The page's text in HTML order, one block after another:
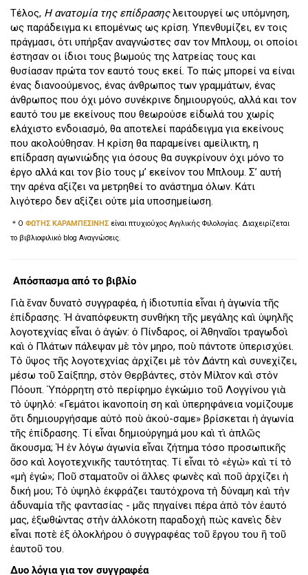
Τέλος, Η ανατομία της επίδρασηςλειτουργεί ως υπόμνηση,
ως παράδειγμα κι επομένως ως κρίση. Υπενθυμίζει, εν τοις
πράγμασι, ότι υπήρξαν αναγνώστες σαν τον Μπλουμ, οι οποίοι
έστησαν οι ίδιοι τους βωμούς της λατρείας τους και
θυσίασαν πρώτα τον εαυτό τους εκεί. Το πώς μπορεί να είναι
ένας διανοούμενος, ένας άνθρωπος των γραμμάτων, ένας
άνθρωπος που όχι μόνο συνέκρινε δημιουργούς, αλλά και τον
εαυτό του με εκείνους που θεωρούσε είδωλά του χωρίς
ελάχιστο ενδοιασμό, θα αποτελεί παράδειγμα για εκείνους
που ακολούθησαν. Η κρίση θα παραμείνει αμείλικτη, η
επίδραση αγωνιώδης για όσους θα συγκρίνουν όχι μόνο το
έργο αλλά και τον βίο τους μ’ εκείνον του Μπλουμ. Σ’ αυτή
την αρένα αξίζει να μετρηθεί το ανάστημα όλων. Κάτι
λιγότερο δεν αξίζει ούτε μία υποσημείωση.
＊Ο ΦΩΤΗΣ ΚΑΡΑΜΠΕΣΙΝΗΣ είναι πτυχιούχος Αγγλικής Φιλολογίας. Διαχειρίζεται
το βιβλιοφιλικό blog Αναγνώσεις.
Απόσπασμα από το βιβλίο
Γιὰ ἕναν δυνατὸ συγγραφέα, ἡ ἰδιοτυπία εἶναι ἡ ἀγωνία τῆς
ἐπίδρασης. Ἡ ἀναπόφευκτη συνθήκη τῆς μεγάλης καὶ ὑψηλῆς
λογοτεχνίας εἶναι ὁ ἀγών: ὁ Πίνδαρος, οἱ Ἀθηναῖοι τραγωδοὶ
καὶ ὁ Πλάτων πάλεψαν μὲ τὸν Ὅμηρο, ποὺ πάντοτε ὑπερισχύει.
Τὸ ὕψος τῆς λογοτεχνίας ἀρχίζει μὲ τὸν Δάντη καὶ συνεχίζει,
μέσω τοῦ Σαίξπηρ, στὸν Θερβάντες, στὸν Μίλτον καὶ στὸν
Πόουπ. Ὑπόρρητη στὸ περίφημο ἐγκώμιο τοῦ Λογγίνου γιὰ
τὸ ὑψηλό: «Γεμάτοι ἱκανοποίη ση καὶ ὑπερηφάνεια νομίζουμε
ὅτι δημιουργήσαμε αὐτὸ ποὺ ἀκού-σαμε» βρίσκεται ἡ ἀγωνία
τῆς ἐπίδρασης. Τί εἶναι δημιούργημά μου καὶ τὶ ἁπλῶς
ἄκουσμα; Ἡ ἐν λόγω ἀγωνία εἶναι ζήτημα τόσο προσωπικῆς
ὅσο καὶ λογοτεχνικῆς ταυτότητας. Τί εἶναι τὸ «ἐγὼ» καὶ τί τὸ
«μὴ ἐγώ»; Ποῦ σταματοῦν οἱ ἄλλες φωνὲς καὶ ποῦ ἀρχίζει ἡ
δική μου; Τὸ ὑψηλὸ ἐκφράζει ταυτόχρονα τὴ δύναμη καὶ τὴν
ἀδυναμία τῆς φαντασίας - μᾶς πηγαίνει πέρα ἀπὸ τὸν ἑαυτό
μας, ἐξωθώντας στὴν ἀλλόκοτη παραδοχὴ πὼς κανεὶς δὲν
εἶναι ποτὲ ἐξ ὁλοκλήρου ὁ συγγραφέας τοῦ ἔργου του ἢ τοῦ
ἑαυτοῦ του.
Δυο λόγια για τον συγγραφέα